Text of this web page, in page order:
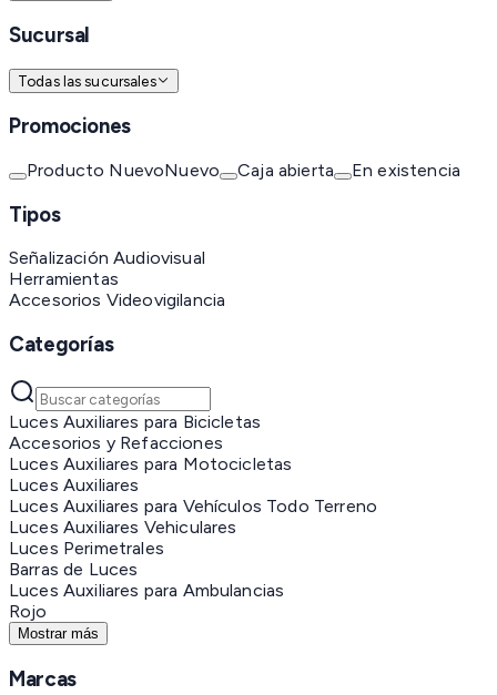
Sucursal
Todas las sucursales
Promociones
Producto NuevoNuevo Caja abierta En existencia
Tipos
Señalización Audiovisual
Herramientas
Accesorios Videovigilancia
Categorías
Luces Auxiliares para Bicicletas
Accesorios y Refacciones
Luces Auxiliares para Motocicletas
Luces Auxiliares
Luces Auxiliares para Vehículos Todo Terreno
Luces Auxiliares Vehiculares
Luces Perimetrales
Barras de Luces
Luces Auxiliares para Ambulancias
Rojo
Mostrar más
Marcas